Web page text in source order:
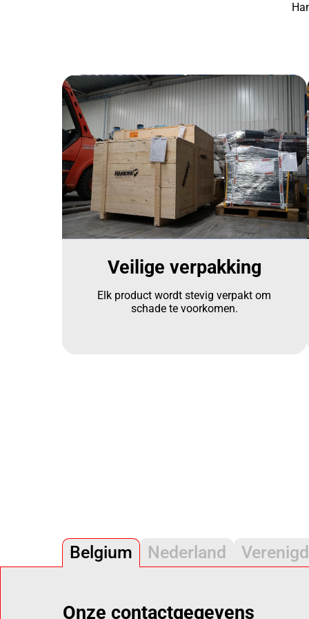
Veilige verpakking
Elk product wordt stevig verpakt om
schade te voorkomen.
Belgium Nederland
Onze contactgegevens